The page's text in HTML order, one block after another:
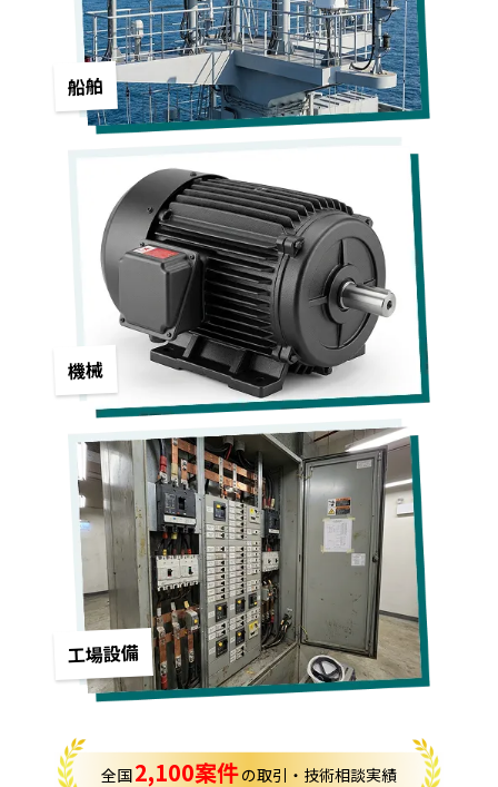
船舶
機械
工場設備
全国2,100案件の取引・技術相談実績